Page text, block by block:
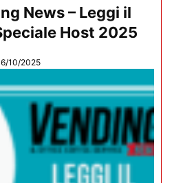
News – Leggi il
Host 2025
10/2025